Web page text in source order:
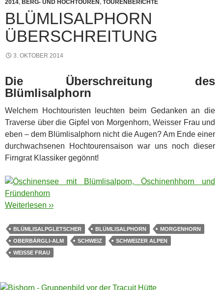
2014, BERG- UND HOCHTOUREN, TOURENBERICHTE
BLÜMLISALPHORN
ÜBERSCHREITUNG
3. OKTOBER 2014
Die Überschreitung des
Blümlisalphorn
Welchem Hochtouristen leuchten beim Gedanken an die
Traverse über die Gipfel von Morgenhorn, Weisser Frau und
eben – dem Blümlisalphorn nicht die Augen? Am Ende einer
durchwachsenen Hochtourensaison war uns noch dieser
Firngrat Klassiker gegönnt!
Weiterlesen ››
BLÜMLISALPGLETSCHER BLÜMLISALPHORN
MORGENHORN
OBERBÄRGLI-ALM
SCHWEIZ
SCHWEIZER ALPEN
WEISSE FRAU